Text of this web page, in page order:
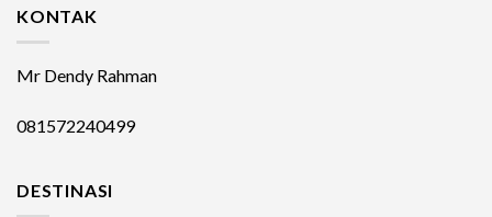
KONTAK
Mr Dendy Rahman
081572240499
DESTINASI